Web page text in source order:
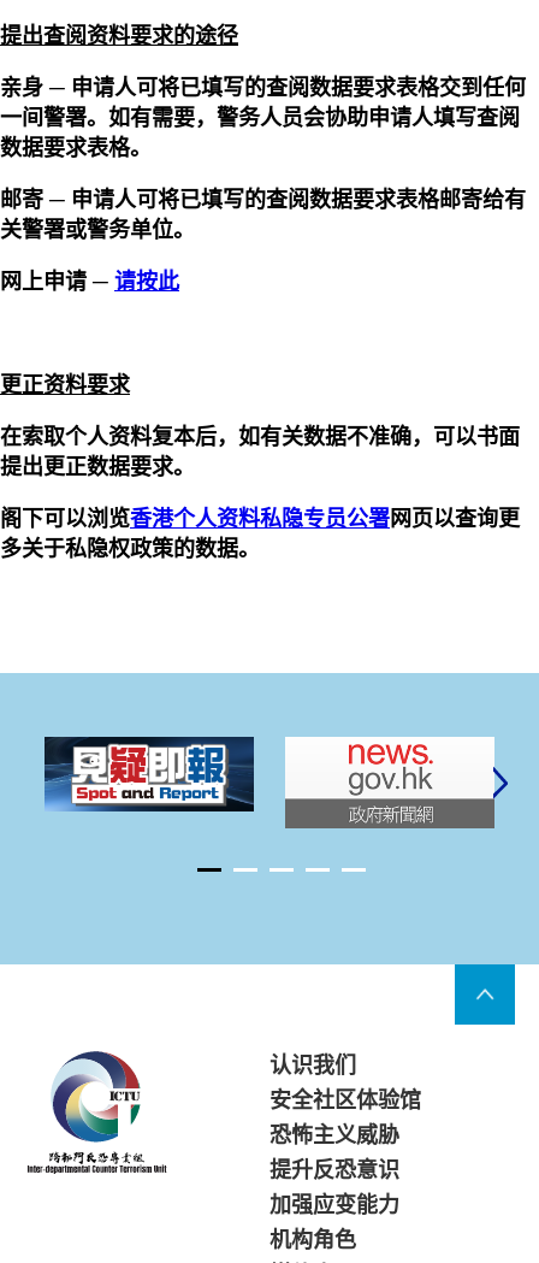
提出查阅资料要求的途径
亲身 ─ 申请人可将已填写的查阅数据要求表格交到任何
一间警署。如有需要，警务人员会协助申请人填写查阅
数据要求表格。
邮寄 ─ 申请人可将已填写的查阅数据要求表格邮寄给有
关警署或警务单位。
网上申请 ─ 请按此
更正资料要求
在索取个人资料复本后，如有关数据不准确，可以书面
提出更正数据要求。
阁下可以浏览香港个人资料私隐专员公署网页以查询更
多关于私隐权政策的数据。
认识我们
安全社区体验馆
恐怖主义威胁
提升反恐意识
加强应变能力
机构角色